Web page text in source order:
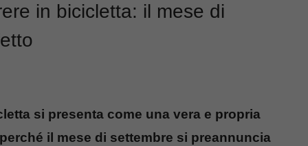
in bicicletta: il mese di
si presenta come una vera e propria
il mese di settembre si preannuncia